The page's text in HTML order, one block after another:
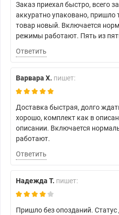
Заказ приехал быстро, всего
аккуратно упаковано, пришло
товар новый. Включается
режимы работают. Пять из
Ответить
Варвара Х. пишет:
Доставка быстрая, долго
хорошо, комплект как в
описании. Включается
работают.
Ответить
Надежда Т. пишет:
Пришло без опозданий.